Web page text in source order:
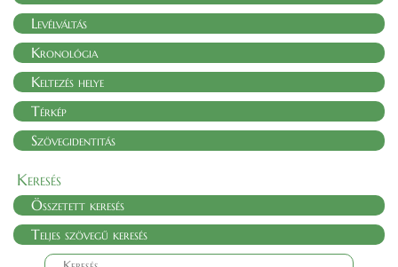
Levélváltás
Kronológia
Keltezés helye
Térkép
Szövegidentitás
Keresés
Összetett keresés
Teljes szövegű keresés